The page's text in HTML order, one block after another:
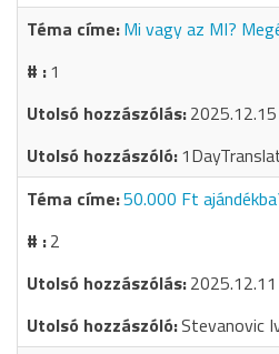
Mi vagy az MI?
1
50.000 Ft
2
Stevanovic